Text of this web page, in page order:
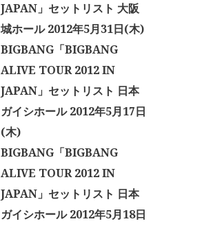
JAPAN」セットリスト 大阪
城ホール 2012年5月31日(木)
BIGBANG「BIGBANG
ALIVE TOUR 2012 IN
JAPAN」セットリスト 日本
ガイシホール 2012年5月17日
(木)
BIGBANG「BIGBANG
ALIVE TOUR 2012 IN
JAPAN」セットリスト 日本
ガイシホール 2012年5月18日